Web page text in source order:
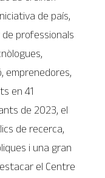
de país,
professionals
emprenedores,
en 41
de 2023, el
de recerca,
i una gran
el Centre